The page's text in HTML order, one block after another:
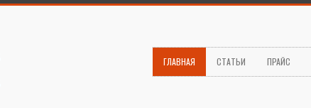
ГЛАВНАЯ СТАТЬИ ПРАЙС